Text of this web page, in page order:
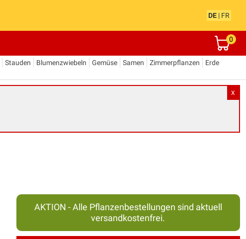
DE | FR
0
Stauden Blumenzwiebeln Gemüse Samen Zimmerpflanzen
Erde
X
AKTION - Alle Pflanzenbestellungen sind aktuell
versandkostenfrei.